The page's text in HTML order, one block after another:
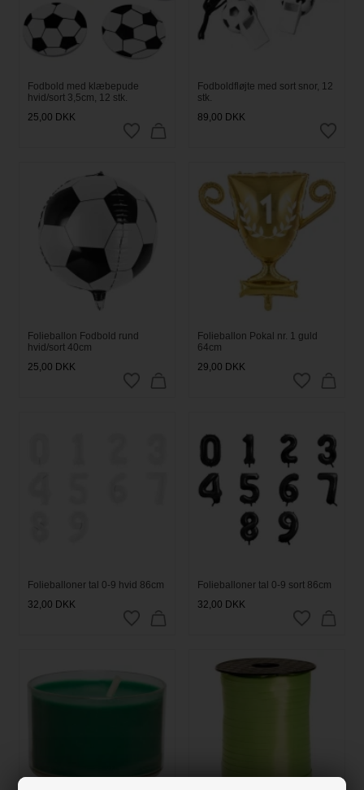
Fodbold med klæbepude
hvid/sort 3,5cm, 12 stk.
25,00 DKK
Fodboldfløjte med sort snor, 12
stk.
89,00 DKK
Folieballon Fodbold rund
hvid/sort 40cm
25,00 DKK
Folieballon Pokal nr. 1 guld
64cm
29,00 DKK
Folieballoner tal 0-9 hvid 86cm
32,00 DKK
Folieballoner tal 0-9 sort 86cm
32,00 DKK